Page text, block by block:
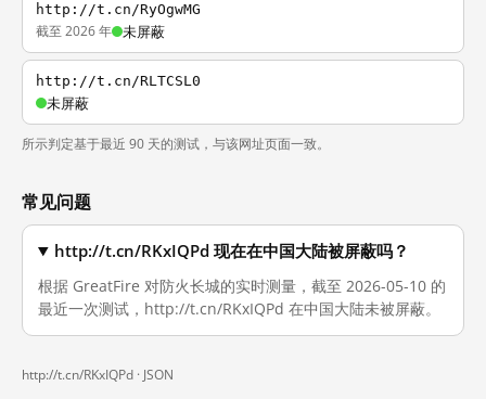
http://t.cn/RyOgwMG
截至 2026 年 未屏蔽
http://t.cn/RLTCSL0
未屏蔽
所示判定基于最近 90 天的测试，与该网址页面一致。
常见问题
http://t.cn/RKxIQPd 现在在中国大陆被屏蔽吗？
根据 GreatFire 对防火长城的实时测量，截至 2026-05-10 的
最近一次测试，http://t.cn/RKxIQPd 在中国大陆未被屏蔽。
http://t.cn/RKxIQPd · JSON